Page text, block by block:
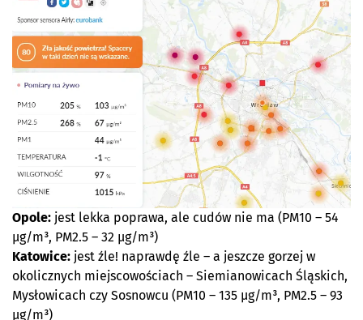
Opole: jest lekka poprawa, ale cudów nie ma (PM10 – 54
µg/m³, PM2.5 – 32 µg/m³)
Katowice: jest źle! naprawdę źle – a jeszcze gorzej w
okolicznych miejscowościach – Siemianowicach Śląskich,
Mysłowicach czy Sosnowcu (PM10 – 135 µg/m³, PM2.5 – 93
µg/m³)